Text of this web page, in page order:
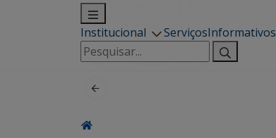
Institucional ServiçosInformativos
Pesquisar
por: